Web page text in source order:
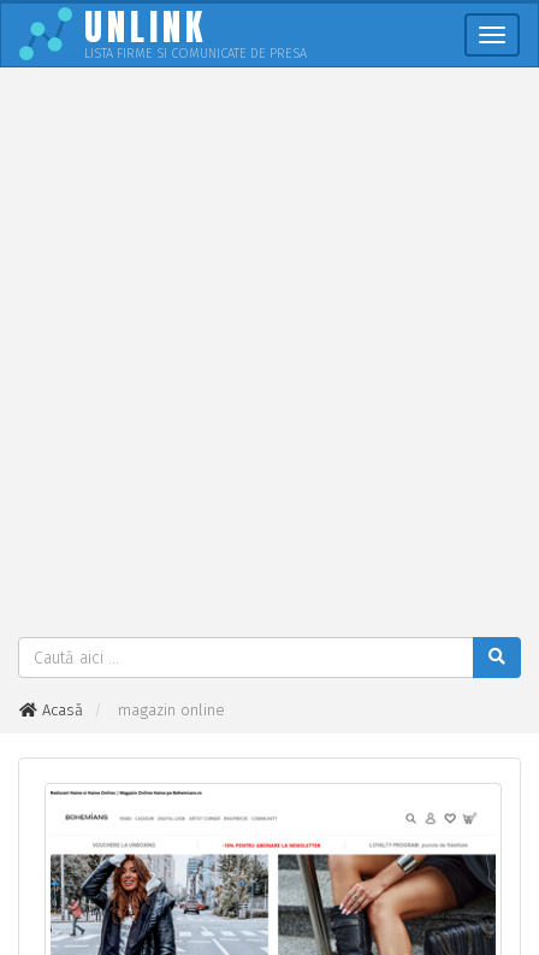
UNLINK
LISTA FIRME SI COMUNICATE DE PRESA
Acasă magazin online